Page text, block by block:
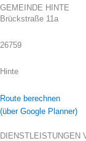
GEMEINDE HINTE
Brückstraße 11a
26759
Hinte
Route berechnen
(über Google Planner)
DIENSTLEISTUNGEN